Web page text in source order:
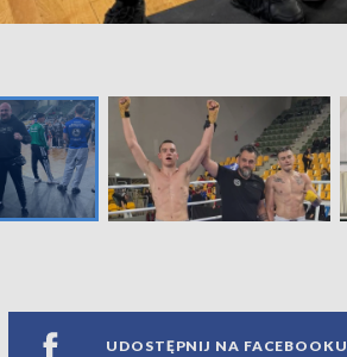
UDOSTĘPNIJ NA FACEBOOKU